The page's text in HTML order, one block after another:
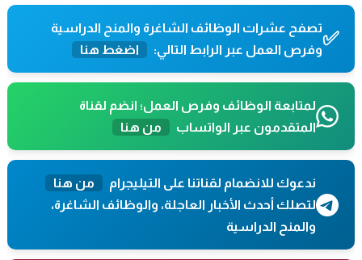
✅تصفح عشرات الوظائف الشاغرة والمنح الدراسية
وفرص العمل عبر الرابط التالي:
اضغط هنا
لمتابعة الوظائف وفرص العمل؛ انضم لقناة
المتقدمون عبر الواتساب
من هنا
ندعوك للانضمام لقناتنا على التيليجرام
من هنا
لتصلك أحدث الأخبار العاجلة، والوظائف الشاغرة،
والمنح الدراسية